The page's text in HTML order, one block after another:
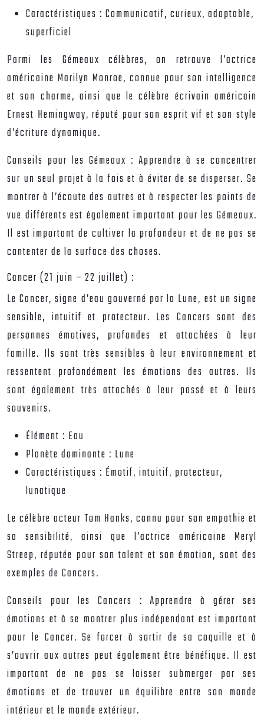
Caractéristiques : Communicatif, curieux, adaptable,
superficiel
Parmi les Gémeaux célèbres, on retrouve l’actrice
américaine Marilyn Monroe, connue pour son intelligence
et son charme, ainsi que le célèbre écrivain américain
Ernest Hemingway, réputé pour son esprit vif et son style
d’écriture dynamique.
Conseils pour les Gémeaux : Apprendre à se concentrer
sur un seul projet à la fois et à éviter de se disperser. Se
montrer à l’écoute des autres et à respecter les points de
vue différents est également important pour les Gémeaux.
Il est important de cultiver la profondeur et de ne pas se
contenter de la surface des choses.
Cancer (21 juin – 22 juillet) :
Le Cancer, signe d’eau gouverné par la Lune, est un signe
sensible, intuitif et protecteur. Les Cancers sont des
personnes émotives, profondes et attachées à leur
famille. Ils sont très sensibles à leur environnement et
ressentent profondément les émotions des autres. Ils
sont également très attachés à leur passé et à leurs
souvenirs.
Élément : Eau
Planète dominante : Lune
Caractéristiques : Émotif, intuitif, protecteur,
lunatique
Le célèbre acteur Tom Hanks, connu pour son empathie et
sa sensibilité, ainsi que l’actrice américaine Meryl
Streep, réputée pour son talent et son émotion, sont des
exemples de Cancers.
Conseils pour les Cancers :Apprendre à gérer ses
émotions et à se montrer plus indépendant est important
pour le Cancer. Se forcer à sortir de sa coquille et à
s’ouvrir aux autres peut également être bénéfique. Il est
important de ne pas se laisser submerger par ses
émotions et de trouver un équilibre entre son monde
intérieur et le monde extérieur.